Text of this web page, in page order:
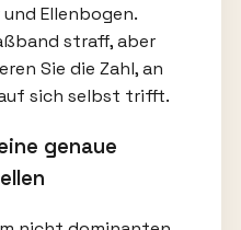
Ellenbogen.
straff, aber
Sie die Zahl, an
sich selbst trifft.
genaue